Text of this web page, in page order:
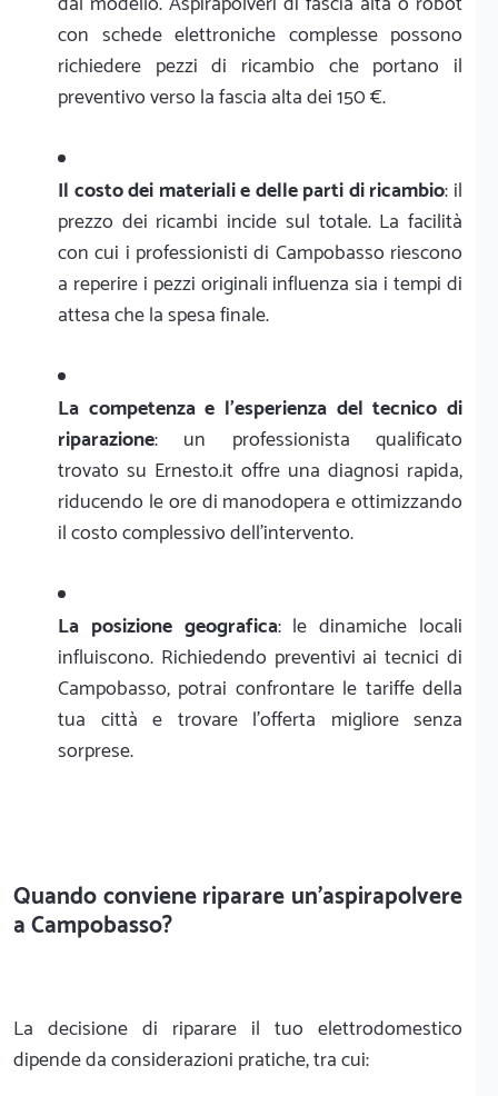
con schede elettroniche complesse possono
richiedere pezzi di ricambio che portano il
preventivo verso la fascia alta dei 150 €.
Il costo dei materiali e delle parti di ricambio: il
prezzo dei ricambi incide sul totale. La facilità
con cui i professionisti di Campobasso riescono
a reperire i pezzi originali influenza sia i tempi di
attesa che la spesa finale.
La competenza e l'esperienza del tecnico di
riparazione: un professionista qualificato
trovato su Ernesto.it offre una diagnosi rapida,
riducendo le ore di manodopera e ottimizzando
il costo complessivo dell'intervento.
La posizione geografica: le dinamiche locali
influiscono. Richiedendo preventivi ai tecnici di
Campobasso, potrai confrontare le tariffe della
tua città e trovare l'offerta migliore senza
sorprese.
Quando conviene riparare un'aspirapolvere
a Campobasso?
La decisione di riparare il tuo elettrodomestico
dipende da considerazioni pratiche, tra cui: